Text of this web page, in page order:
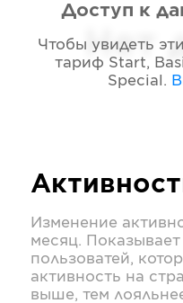
Нет
Доступ к
Чтобы увидеть
тариф Start,
Special .
Изменение
месяц.
пользоватей,
активность на
выше, тем